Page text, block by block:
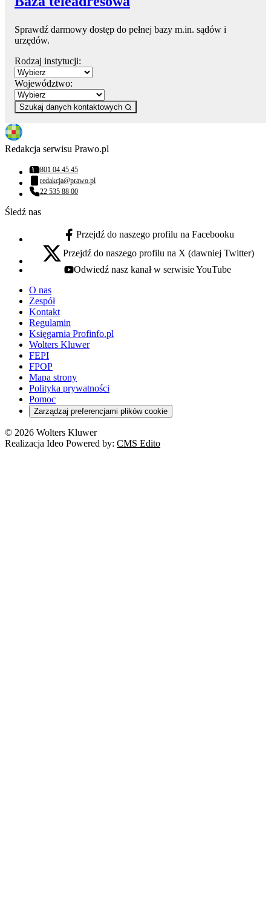
Sprawdź darmowy dostęp do pełnej bazy m.in. sądów i
urzędów.
Rodzaj instytucji:
Województwo:
Szukaj danych kontaktowych
Redakcja serwisu Prawo.pl
Numer telefonu:
801 04 45 45
Adres email:
redakcja@prawo.pl
Numer telefonu:
22 535 88 00
Śledź nas
facebook - otwiera się w nowej karcie
Przejdź do naszego profilu na Facebooku
x - otwiera się w nowej karcie
Przejdź do naszego profilu na X (dawniej Twitter)
youtube - otwiera się w nowej karcie
Odwiedź nasz kanał w serwisie YouTube
O nas
Zespół
Kontakt
Regulamin
Księgarnia Profinfo.pl
Wolters Kluwer
FEPI
FPOP
Mapa strony
Polityka prywatności
Pomoc
Zarządzaj preferencjami plików cookie
© 2026 Wolters Kluwer
Realizacja Ideo Powered by: CMS Edito